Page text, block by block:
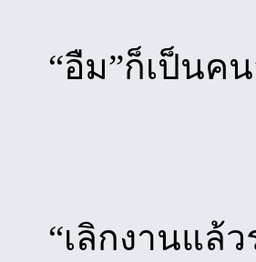
“อืม”ก็เป็นค
“เลิกงานแล้